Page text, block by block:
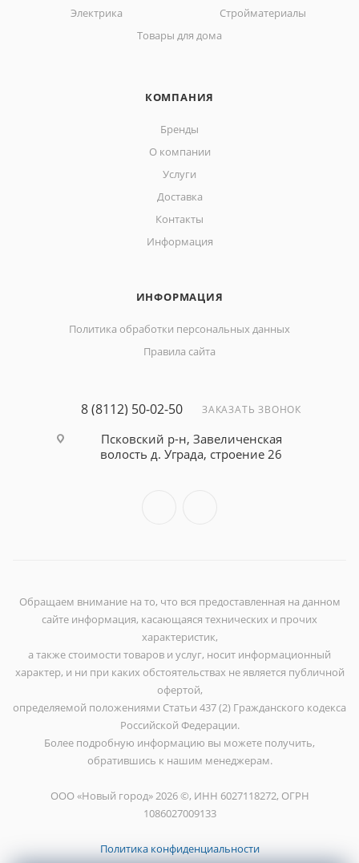
Электрика
Стройматериалы
Товары для дома
КОМПАНИЯ
Бренды
О компании
Услуги
Доставка
Контакты
Информация
ИНФОРМАЦИЯ
Политика обработки персональных данных
Правила сайта
8 (8112) 50-02-50 ЗАКАЗАТЬ ЗВОНОК
Псковский р-н, Завеличенская
волость д. Уграда, строение 26
Обращаем внимание на то, что вся предоставленная на данном
сайте информация, касающаяся технических и прочих
характеристик,
а также стоимости товаров и услуг, носит информационный
характер, и ни при каких обстоятельствах не является публичной
офертой,
определяемой положениями Статьи 437 (2) Гражданского кодекса
Российской Федерации.
Более подробную информацию вы можете получить,
обратившись к нашим менеджерам.
ООО «Новый город» 2026 ©, ИНН 6027118272, ОГРН
1086027009133
Политика конфиденциальности